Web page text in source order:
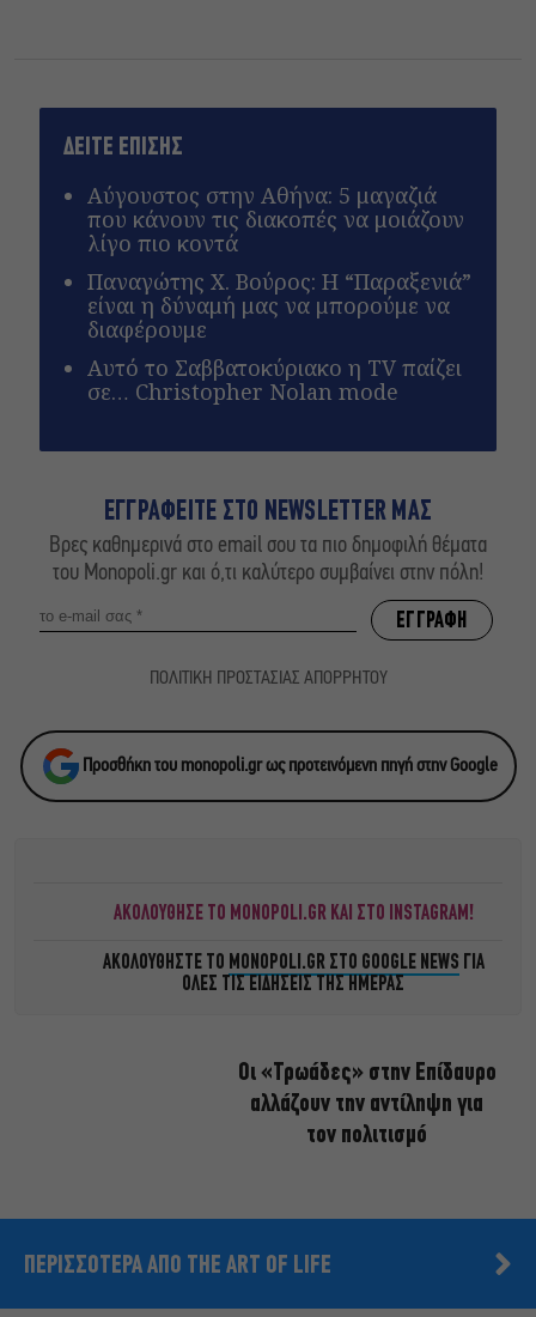
ΔΕΙΤΕ ΕΠΙΣΗΣ
Αύγουστος στην Αθήνα: 5 μαγαζιά
που κάνουν τις διακοπές να μοιάζουν
λίγο πιο κοντά
Παναγώτης Χ. Βούρος: Η “Παραξενιά”
είναι η δύναμή μας να μπορούμε να
διαφέρουμε
Αυτό το Σαββατοκύριακο η TV παίζει
σε… Christopher Nolan mode
ΕΓΓΡΑΦΕΙΤΕ ΣΤΟ NEWSLETTER ΜΑΣ
Βρες καθημερινά στο email σου τα πιο δημοφιλή θέματα
του Monopoli.gr και ό,τι καλύτερο συμβαίνει στην πόλη!
ΠΟΛΙΤΙΚΗ ΠΡΟΣΤΑΣΙΑΣ ΑΠΟΡΡΗΤΟΥ
Προσθήκη του monopoli.gr ως προτεινόμενη πηγή στην Google
ΑΚΟΛΟΥΘΗΣΕ ΤΟ MONOPOLI.GR ΚΑΙ ΣΤΟ INSTAGRAM!
ΑΚΟΛΟΥΘΗΣΤΕ ΤΟ MONOPOLI.GR ΣΤΟ GOOGLE NEWS ΓΙΑ
ΟΛΕΣ ΤΙΣ ΕΙΔΗΣΕΙΣ ΤΗΣ ΗΜΕΡΑΣ
Οι «Τρωάδες» στην Επίδαυρο
αλλάζουν την αντίληψη για
τον πολιτισμό
ΠΕΡΙΣΣΟΤΕΡΑ ΑΠΟ THE ART OF LIFE